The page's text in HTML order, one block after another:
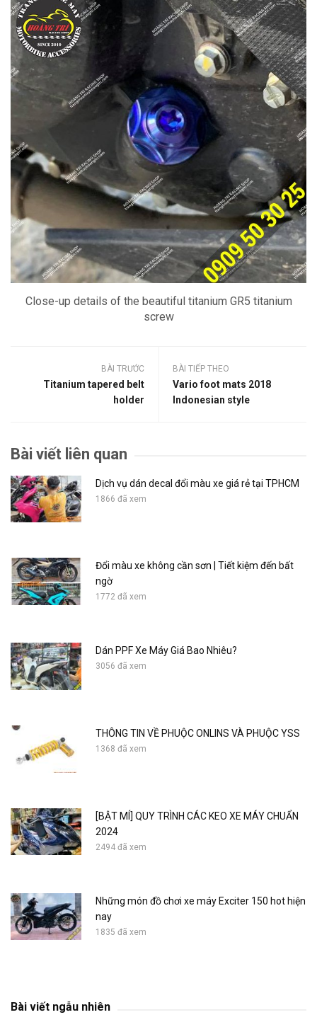
Close-up details of the beautiful titanium GR5 titanium
screw
BÀI TRƯỚC
Titanium tapered belt
holder
BÀI TIẾP THEO
Vario foot mats 2018
Indonesian style
Bài viết liên quan
Dịch vụ dán decal đổi màu xe giá rẻ tại TPHCM
1866 đã xem
Đổi màu xe không cần sơn | Tiết kiệm đến bất
ngờ
1772 đã xem
Dán PPF Xe Máy Giá Bao Nhiêu?
3056 đã xem
THÔNG TIN VỀ PHUỘC ONLINS VÀ PHUỘC YSS
1368 đã xem
[BẬT MÍ] QUY TRÌNH CÁC KEO XE MÁY CHUẨN
2024
2494 đã xem
Những món đồ chơi xe máy Exciter 150 hot hiện
nay
1835 đã xem
Bài viết ngẫu nhiên
side skirts
729 đã xem